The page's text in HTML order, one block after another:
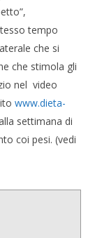
tempo
che si
che stimola gli
nel video
www.dieta-
settimana di
coi pesi. (vedi